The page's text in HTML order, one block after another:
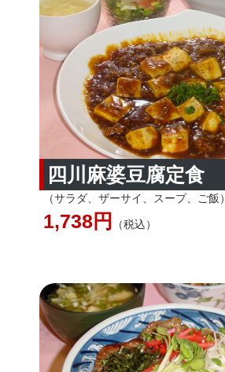
四川麻婆豆腐定食
（サラダ、ザーサイ、スープ、ご飯）
1,738円 （税込）